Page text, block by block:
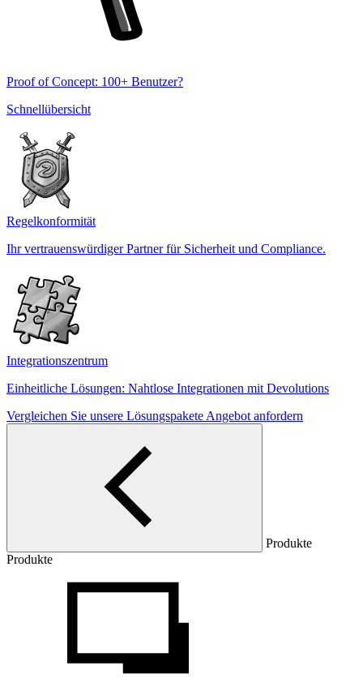
Proof of Concept: 100+ Benutzer?
Schnellübersicht
Regelkonformität
Ihr vertrauenswürdiger Partner für Sicherheit und Compliance.
Integrationszentrum
Einheitliche Lösungen: Nahtlose Integrationen mit Devolutions
Vergleichen Sie unsere Lösungspakete Angebot anfordern
Produkte
Produkte